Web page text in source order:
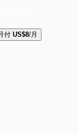
付 US$8/月